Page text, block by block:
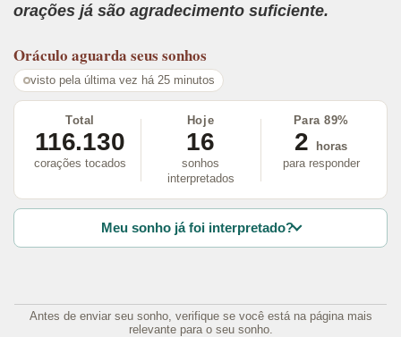
orações já são agradecimento suficiente.
Oráculo aguarda seus sonhos
visto pela última vez há 25 minutos
Total
116.130
corações tocados
Hoje
16
sonhos
interpretados
Para 89%
2
horas
para responder
Meu sonho já foi interpretado?
Antes de enviar seu sonho, verifique se você está na página mais
relevante para o seu sonho.